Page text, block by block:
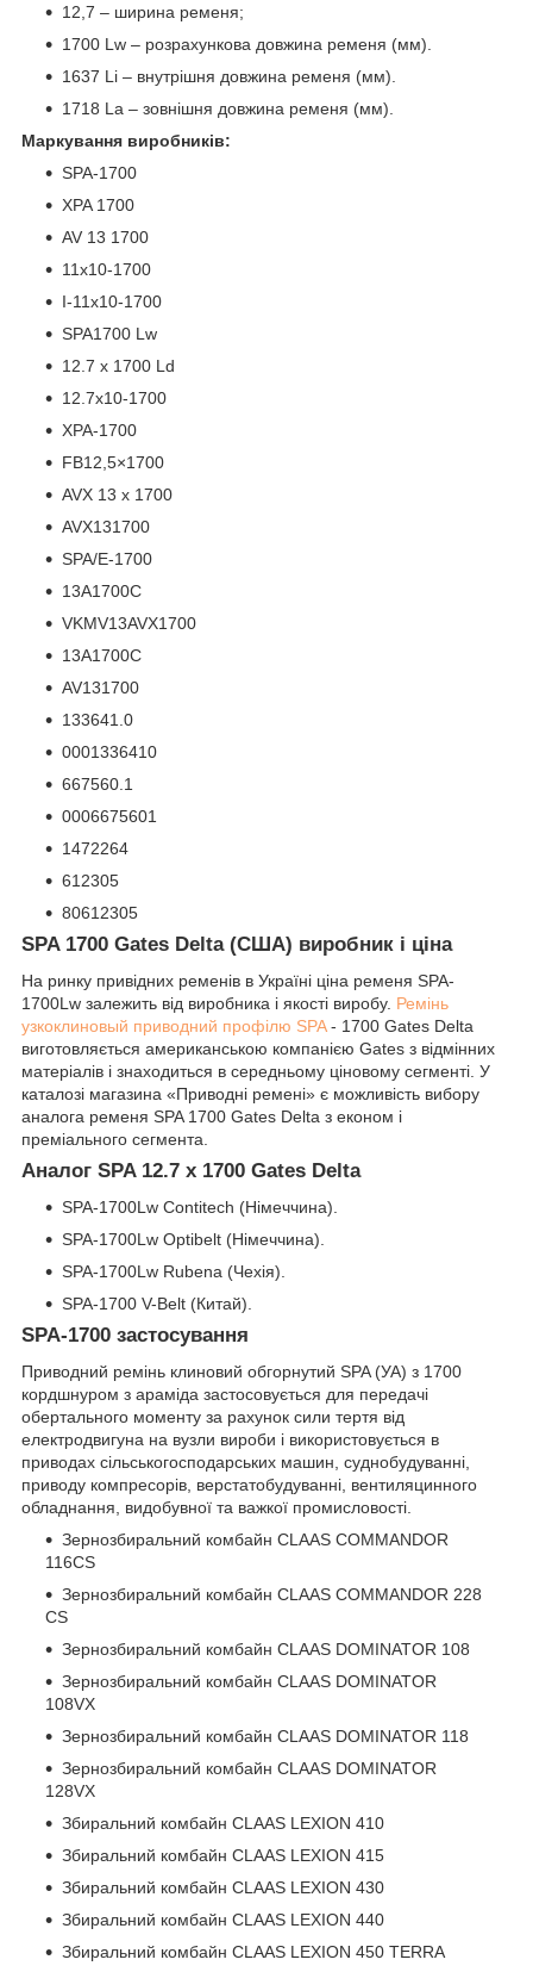
12,7 – ширина ременя;
1700 Lw – розрахункова довжина ременя (мм).
1637 Li – внутрішня довжина ременя (мм).
1718 La – зовнішня довжина ременя (мм).
Маркування виробників:
SPA-1700
XPA 1700
AV 13 1700
11x10-1700
I-11х10-1700
SPA1700 Lw
12.7 x 1700 Ld
12.7x10-1700
XPA-1700
FB12,5×1700
AVX 13 x 1700
AVX131700
ЅРА/E-1700
13А1700С
VKMV13AVX1700
13A1700C
AV131700
133641.0
0001336410
667560.1
0006675601
1472264
612305
80612305
SPA 1700 Gates Delta (США) виробник і ціна
На ринку привідних ременів в Україні ціна ременя SPA-
1700Lw залежить від виробника і якості виробу. Ремінь
узкоклиновый приводний профілю SPA- 1700 Gates Delta
виготовляється американською компанією Gates з відмінних
матеріалів і знаходиться в середньому ціновому сегменті. У
каталозі магазина «Приводні ремені» є можливість вибору
аналога ременя SPA 1700 Gates Delta з економ і
преміального сегмента.
Аналог SPA 12.7 x 1700 Gates Delta
SPA-1700Lw Contitech (Німеччина).
SPA-1700Lw Optibelt (Німеччина).
SPA-1700Lw Rubena (Чехія).
SPA-1700 V-Belt (Китай).
SPA-1700 застосування
Приводний ремінь клиновий обгорнутий SPA (УА) з 1700
кордшнуром з араміда застосовується для передачі
обертального моменту за рахунок сили тертя від
електродвигуна на вузли вироби і використовується в
приводах сільськогосподарських машин, суднобудуванні,
приводу компресорів, верстатобудуванні, вентиляцинного
обладнання, видобувної та важкої промисловості.
Зернозбиральний комбайн CLAAS COMMANDOR
116CS
Зернозбиральний комбайн CLAAS COMMANDOR 228
CS
Зернозбиральний комбайн CLAAS DOMINATOR 108
Зернозбиральний комбайн CLAAS DOMINATOR
108VX
Зернозбиральний комбайн CLAAS DOMINATOR 118
Зернозбиральний комбайн CLAAS DOMINATOR
128VX
Збиральний комбайн CLAAS LEXION 410
Збиральний комбайн CLAAS LEXION 415
Збиральний комбайн CLAAS LEXION 430
Збиральний комбайн CLAAS LEXION 440
Збиральний комбайн CLAAS LEXION 450 TERRA